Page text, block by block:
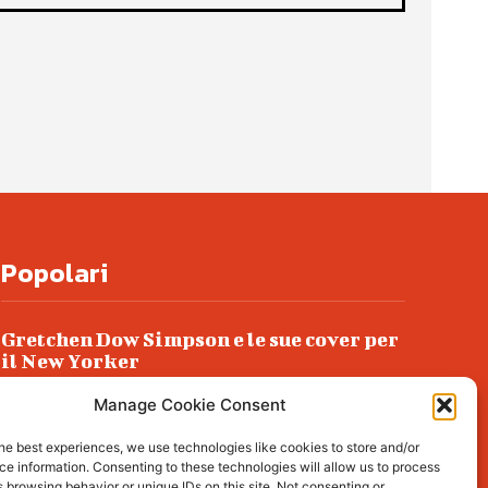
Manage Cookie Consent
best experiences, we use technologies like cookies to store and/or
information. Consenting to these technologies will allow us to process
Popolari
Gretchen Dow Simpson e le sue cover per
il New Yorker
Ancora dossieraggi e schedature
Podlech, il Cile lo ha condannato
all’ergastolo